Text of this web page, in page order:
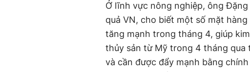
Ở lĩnh vực nông nghiệp, ông
quả VN, cho biết một số mặt
tăng mạnh trong tháng 4, giúp
thủy sản từ Mỹ trong 4 tháng
và cần được đẩy mạnh bằng